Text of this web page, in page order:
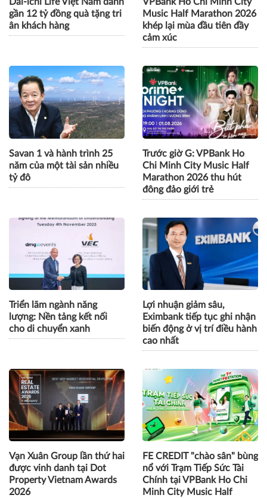
Dai-ichi Life Việt Nam dành
gần 12 tỷ đồng quà tặng tri
ân khách hàng
VPBank Ho Chi Minh City
Music Half Marathon 2026
khép lại mùa đầu tiên đầy
cảm xúc
Savan 1 và hành trình 25
năm của một tài sản nhiều
tỷ đô
Trước giờ G: VPBank Ho
Chi Minh City Music Half
Marathon 2026 thu hút
đông đảo giới trẻ
Triển lãm ngành năng
lượng: Nền tảng kết nối
cho di chuyển xanh
Lợi nhuận giảm sâu,
Eximbank tiếp tục ghi nhận
biến động ở vị trí điều hành
cao nhất
Vạn Xuân Group lần thứ hai
được vinh danh tại Dot
Property Vietnam Awards
2026
FE CREDIT "chào sân" bùng
nổ với Trạm Tiếp Sức Tài
Chính tại VPBank Ho Chi
Minh City Music Half